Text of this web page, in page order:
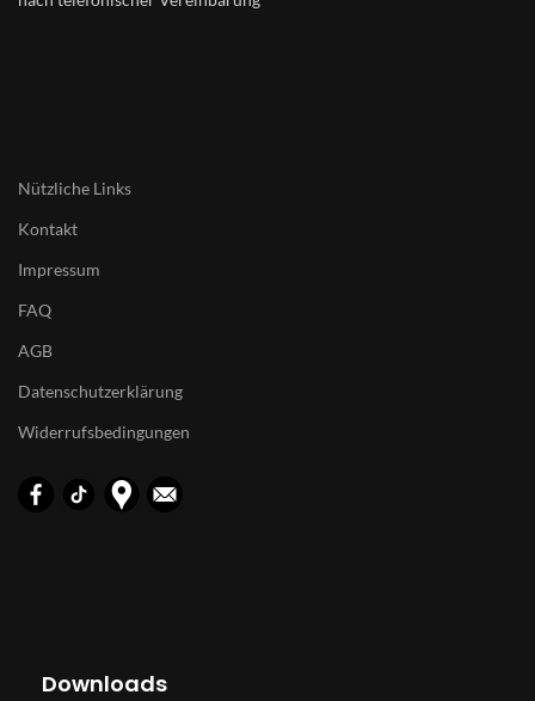
Nützliche Links
Kontakt
Impressum
FAQ
AGB
Datenschutzerklärung
Widerrufsbedingungen
Downloads